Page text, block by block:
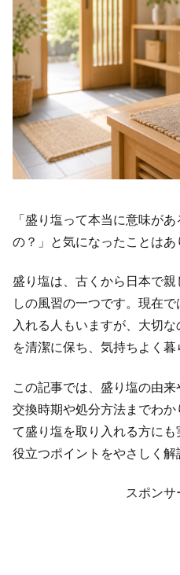
「盛り塩って本当に意味が
の？」と気になったことはあ
盛り塩は、古くから日本で
しの風習の一つです。現在
入れる人もいますが、大切
を清潔に保ち、気持ちよく暮
この記事では、盛り塩の由来
交換時期や処分方法までわ
て盛り塩を取り入れる方に
役立つポイントをやさしく解
スポンサ